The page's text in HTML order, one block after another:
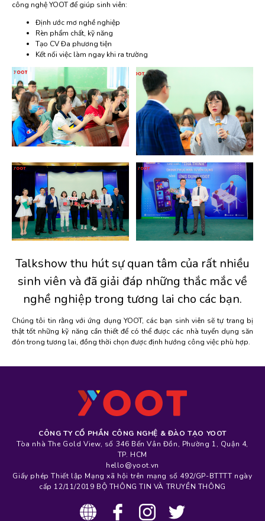
công nghệ YOOT để giúp sinh viên:
Định ước mơ nghề nghiệp
Rèn phẩm chất, kỹ năng
Tạo CV Đa phương tiện
Kết nối việc làm ngay khi ra trường
Talkshow thu hút sự quan tâm của rất nhiều
sinh viên và đã giải đáp những thắc mắc về
nghề nghiệp trong tương lai cho các bạn.
Chúng tôi tin rằng với ứng dụng YOOT, các bạn sinh viên sẽ tự trang bị
thật tốt những kỹ năng cần thiết để có thể được các nhà tuyển dụng săn
đón trong tương lai, đồng thời chọn được định hướng công việc phù hợp.
CÔNG TY CỔ PHẦN CÔNG NGHỆ & ĐÀO TẠO YOOT
Tòa nhà The Gold View, số 346 Bến Vân Đồn, Phường 1, Quận 4,
TP. HCM
hello@yoot.vn
Giấy phép Thiết lập Mạng xã hội trên mạng số 492/GP-BTTTT ngày
cấp 12/11/2019 BỘ THÔNG TIN VÀ TRUYỀN THÔNG